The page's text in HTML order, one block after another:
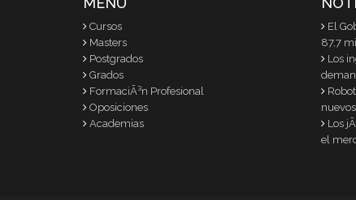
Cursos
Masters
Postgrados
Grados
FormaciÃ³n Profesional
Oposiciones
Academias
El
87,7
Los
Los
el